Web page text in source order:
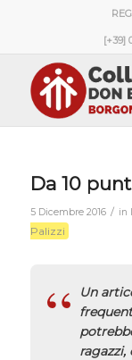
[+39]
Da 10
5 Dicembre 2016 / in
Palizzi
Un